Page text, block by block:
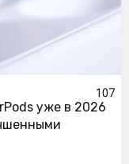
107
уже в 2026